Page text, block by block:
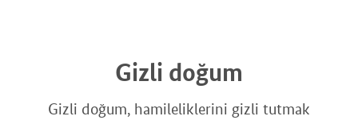
Gizli doğum
Gizli doğum, hamileliklerini gizli tutmak